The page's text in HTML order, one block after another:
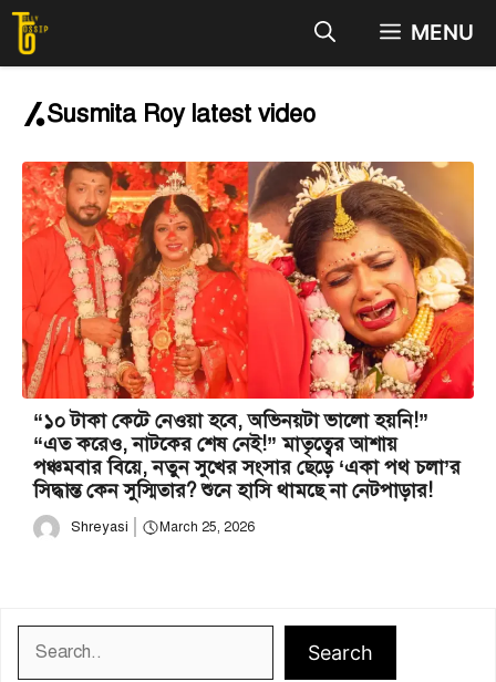
Skip
content
MENU
Susmita Roy latest video
“১০ টাকা কেটে নেওয়া হবে, অভিনয়টা ভালো হয়নি!”
“এত করেও, নাটকের শেষ নেই!” মাতৃত্বের আশায়
পঞ্চমবার বিয়ে, নতুন সুখের সংসার ছেড়ে ‘একা পথ চলা’র
সিদ্ধান্ত কেন সুস্মিতার? শুনে হাসি থামছে না নেটপাড়ার!
Shreyasi March 25, 2026
Search